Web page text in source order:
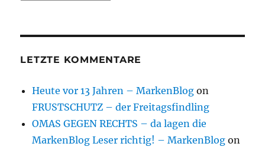
LETZTE KOMMENTARE
Heute vor 13 Jahren – MarkenBlog on
FRUSTSCHUTZ – der Freitagsfindling
OMAS GEGEN RECHTS – da lagen die
MarkenBlog Leser richtig! – MarkenBlog on